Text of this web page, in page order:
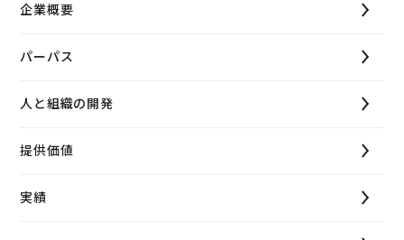
企業概要
パーパス
人と組織の開発
提供価値
実績